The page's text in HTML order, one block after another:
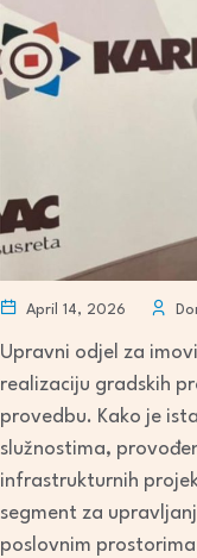
April 14, 2026
Upravni odjel za
realizaciju gradskih
provedbu. Kako je
služnostima,
infrastrukturnih
segment za
poslovnim